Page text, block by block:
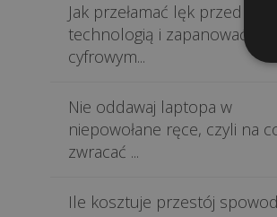
Jak przełamać lęk przed
technologią i zapanować nad
cyfrowym...
Nie oddawaj laptopa w
niepowołane ręce, czyli na
zwracać ...
Ile kosztuje przestój